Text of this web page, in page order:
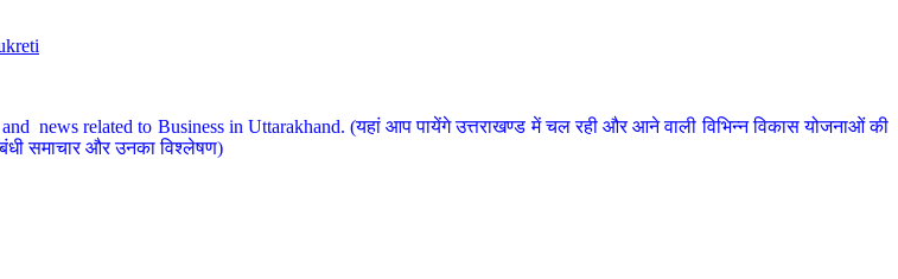
news related to Business in Uttarakhand. (यहां आप पायेंगे उत्तराखण्ड में चल रही और आने वाली विभिन्न विकास योजनाओं की
समाचार और उनका विश्लेषण)